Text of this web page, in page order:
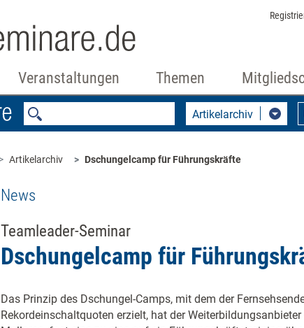
Veranstaltungen Themen
Artikelarchiv
Artikelarchiv Dschungelcamp für Führungskräfte
News
Teamleader-Seminar
Dschungelcamp für
Das Prinzip des Dschungel-Camps, mit dem der
Rekordeinschaltquoten erzielt, hat der